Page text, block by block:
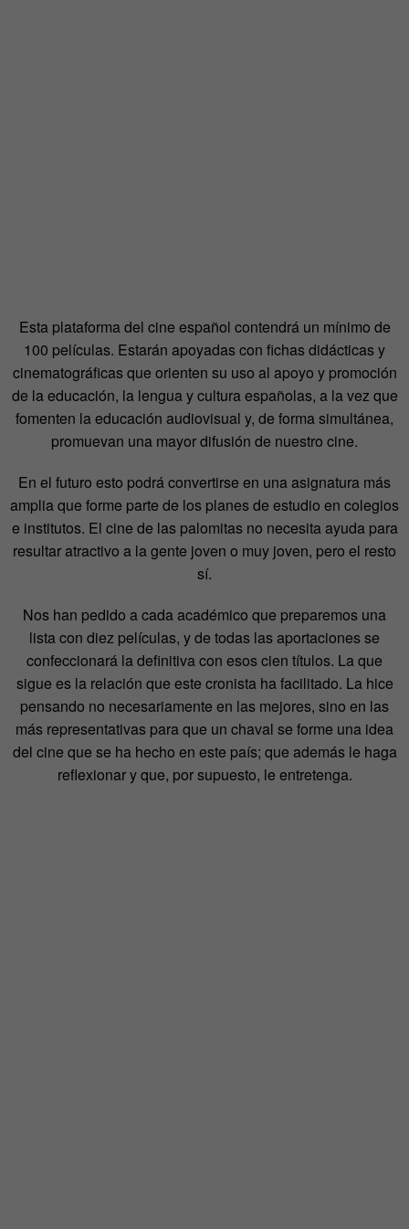
Esta plataforma del cine español contendrá un mínimo de
100 películas. Estarán apoyadas con fichas didácticas y
cinematográficas que orienten su uso al apoyo y promoción
de la educación, la lengua y cultura españolas, a la vez que
fomenten la educación audiovisual y, de forma simultánea,
promuevan una mayor difusión de nuestro cine.
En el futuro esto podrá convertirse en una asignatura más
amplia que forme parte de los planes de estudio en colegios
e institutos. El cine de las palomitas no necesita ayuda para
resultar atractivo a la gente joven o muy joven, pero el resto
sí.
Nos han pedido a cada académico que preparemos una
lista con diez películas, y de todas las aportaciones se
confeccionará la definitiva con esos cien títulos. La que
sigue es la relación que este cronista ha facilitado. La hice
pensando no necesariamente en las mejores, sino en las
más representativas para que un chaval se forme una idea
del cine que se ha hecho en este país; que además le haga
reflexionar y que, por supuesto, le entretenga.